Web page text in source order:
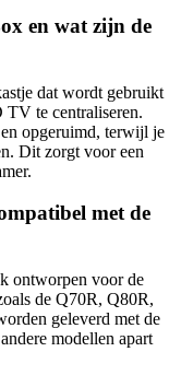
en wat zijn de
dat wordt gebruikt
TV te centraliseren.
opgeruimd, terwijl je
Dit zorgt voor een
met de
ontworpen voor de
de Q70R, Q80R,
geleverd met de
modellen apart